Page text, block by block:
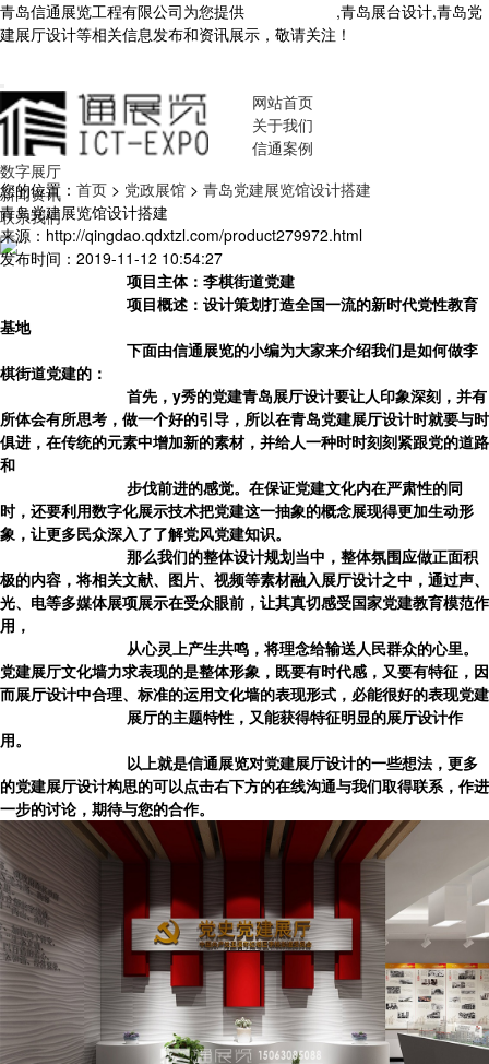
青岛信通展览工程有限公司为您提供
,青岛展台设计,青岛党
建展厅设计等相关信息发布和资讯展示，敬请关注！
网站首页
关于我们
信通案例
数字展厅
新闻资讯
联系我们
您的位置： 首页 > 党政展馆 > 青岛党建展览馆设计搭建
青岛党建展览馆设计搭建
来源：http://qingdao.qdxtzl.com/product279972.html
发布时间：2019-11-12 10:54:27
项目主体：李棋街道党建
项目概述：设计策划打造全国一流的新时代党性教育
基地
下面由信通展览的小编为大家来介绍我们是如何做李
棋街道党建的：
首先，y秀的党建青岛展厅设计要让人印象深刻，并有
所体会有所思考，做一个好的引导，所以在青岛党建展厅设计时就要与时
俱进，在传统的元素中增加新的素材，并给人一种时时刻刻紧跟党的道路
和
步伐前进的感觉。在保证党建文化内在严肃性的同
时，还要利用数字化展示技术把党建这一抽象的概念展现得更加生动形
象，让更多民众深入了了解党风党建知识。
那么我们的整体设计规划当中，整体氛围应做正面积
极的内容，将相关文献、图片、视频等素材融入展厅设计之中，通过声、
光、电等多媒体展项展示在受众眼前，让其真切感受国家党建教育模范作
用，
从心灵上产生共鸣，将理念给输送人民群众的心里。
党建展厅文化墙力求表现的是整体形象，既要有时代感，又要有特征，因
而展厅设计中合理、标准的运用文化墙的表现形式，必能很好的表现党建
展厅的主题特性，又能获得特征明显的展厅设计作
用。
以上就是信通展览对党建展厅设计的一些想法，更多
的党建展厅设计构思的可以点击右下方的在线沟通与我们取得联系，作进
一步的讨论，期待与您的合作。